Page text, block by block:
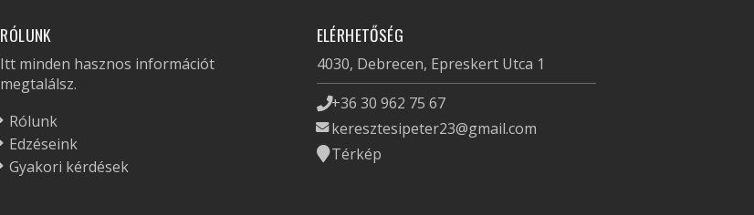
RÓLUNK
Itt minden hasznos információt
megtalálsz.
Rólunk
Edzéseink
Gyakori kérdések
ELÉRHETŐSÉG
4030, Debrecen, Epreskert Utca 1
+36 30 962 75 67
keresztesipeter23@gmail.com
Térkép